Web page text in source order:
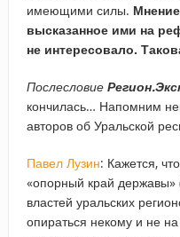
имеющими силы.
высказанное ими на
не интересовало.
Послесловие
кончилась… Напомним
авторов об Уральской
Павел Лузин: Кажется,
«опорный край державы»
властей уральских
опираться некому и не